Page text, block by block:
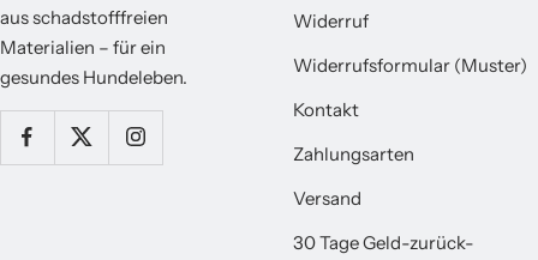
aus schadstofffreien
Materialien – für ein
gesundes Hundeleben.
Widerruf
Widerrufsformular (Muster)
Kontakt
Zahlungsarten
Versand
30 Tage Geld-zurück-